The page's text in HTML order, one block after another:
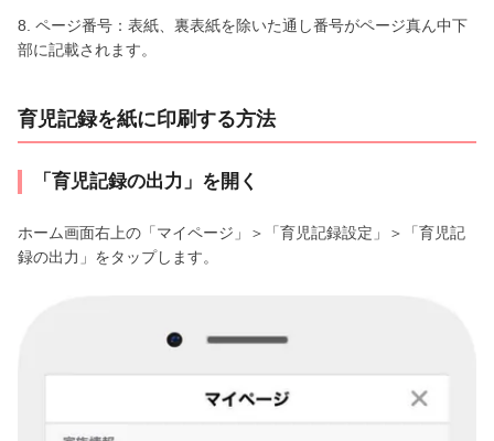
8. ページ番号：表紙、裏表紙を除いた通し番号がページ真ん中下
部に記載されます。
育児記録を紙に印刷する方法
「育児記録の出力」を開く
ホーム画面右上の「マイページ」＞「育児記録設定」＞「育児記
録の出力」をタップします。